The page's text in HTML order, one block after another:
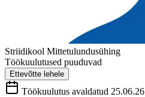
Striidikool Mittetulundusühing
Töökuulutused puuduvad
Ettevõtte lehele
Töökuulutus avaldatud 25.06.26